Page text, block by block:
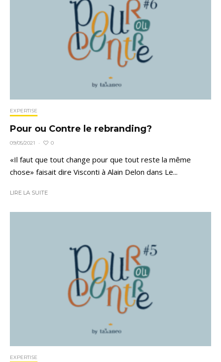
EXPERTISE
Pour ou Contre le rebranding?
09/05/2021 · 0
«Il faut que tout change pour que tout reste la même
chose» faisait dire Visconti à Alain Delon dans Le...
LIRE LA SUITE
EXPERTISE